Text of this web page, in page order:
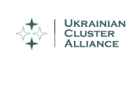
IN:
on: